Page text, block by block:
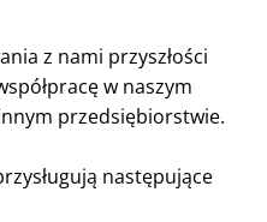
z nami przyszłości
w naszym
przedsiębiorstwie.
następujące